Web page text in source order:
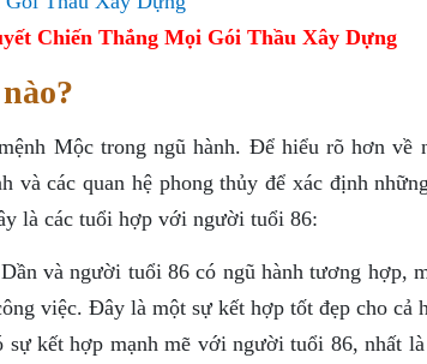
Chiến Thắng Mọi Gói Thầu Xây Dựng
Mộc trong ngũ hành. Để hiểu rõ hơn về
và các quan hệ phong thủy để xác định
là các tuổi hợp với người tuổi 86:
và người tuổi 86 có ngũ hành tương hợp,
việc. Đây là một sự kết hợp tốt đẹp cho cả
sự kết hợp mạnh mẽ với người tuổi 86, nhất